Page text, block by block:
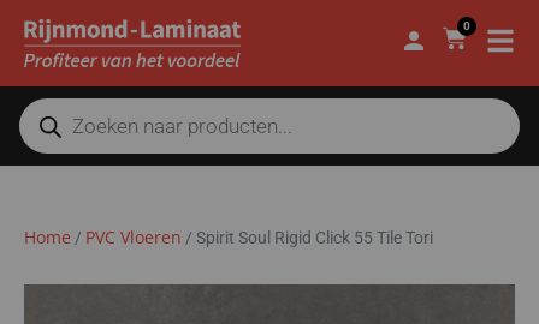
0
Home / PVC Vloeren / Spirit Soul Rigid Click 55 Tile Tori